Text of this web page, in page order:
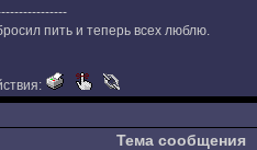
пить и теперь всех люблю.
Тема сообщения